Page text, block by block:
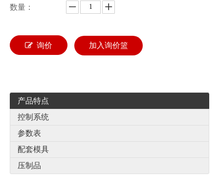
数量：
询价 加入询价篮
产品特点
控制系统
参数表
配套模具
压制品